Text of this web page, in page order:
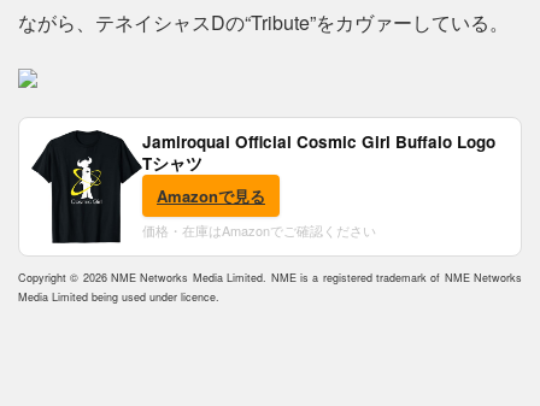
ながら、テネイシャスDの“Tribute”をカヴァーしている。
Jamiroquai Official Cosmic Girl Buffalo Logo
Tシャツ
Amazonで見る
価格・在庫はAmazonでご確認ください
Copyright © 2026 NME Networks Media Limited. NME is a registered trademark of NME Networks
Media Limited being used under licence.